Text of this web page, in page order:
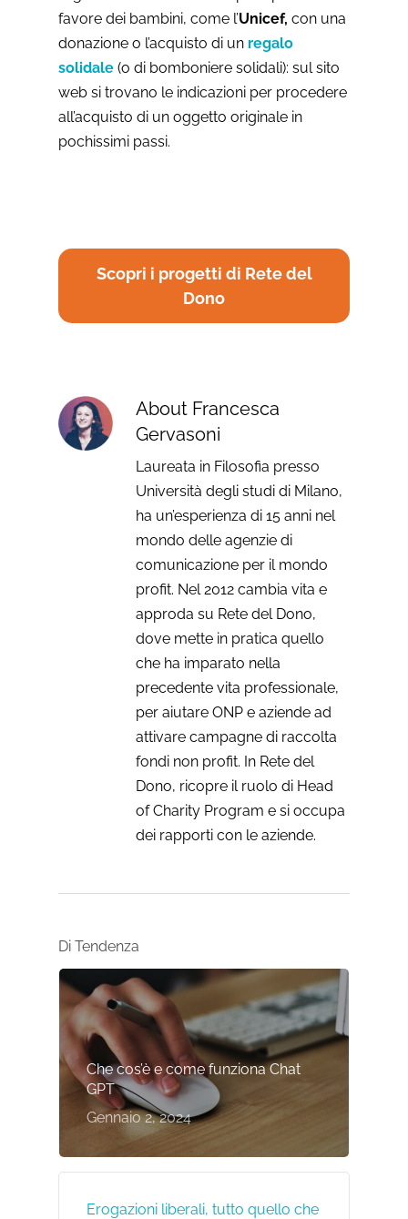
favore dei bambini, come l’Unicef, con una
donazione o l’acquisto di un regalo
solidale (o di bomboniere solidali): sul sito
web si trovano le indicazioni per procedere
all’acquisto di un oggetto originale in
pochissimi passi.
Scopri i progetti di Rete del
Dono
About Francesca
Gervasoni
Laureata in Filosofia presso
Università degli studi di Milano,
ha un’esperienza di 15 anni nel
mondo delle agenzie di
comunicazione per il mondo
profit. Nel 2012 cambia vita e
approda su Rete del Dono,
dove mette in pratica quello
che ha imparato nella
precedente vita professionale,
per aiutare ONP e aziende ad
attivare campagne di raccolta
fondi non profit. In Rete del
Dono, ricopre il ruolo di Head
of Charity Program e si occupa
dei rapporti con le aziende.
Di Tendenza
Che cos’è e come funziona Chat
GPT
Gennaio 2, 2024
Erogazioni liberali, tutto quello che